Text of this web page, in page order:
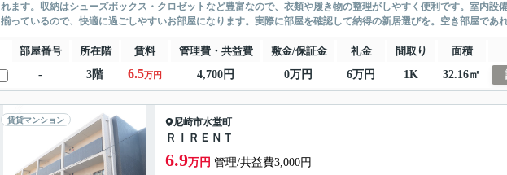
れます。収納はシューズボックス・クロゼットなど豊富なので、衣類や履き物の整理がしやすく便利です。室内設
揃っているので、快適に過ごしやすいお部屋になります。実際に部屋を確認して納得の新居選びを。空き部屋であ
部屋番号 所在階 賃料 管理費・共益費 敷金/保証金 礼金 間取り 面積
-
3階 6.5万円 4,700円 0万円 6万円 1K 32.16㎡
賃貸マンション 尼崎市水堂町
ＲＩＲＥＮＴ
6.9万円 管理/共益費3,000円